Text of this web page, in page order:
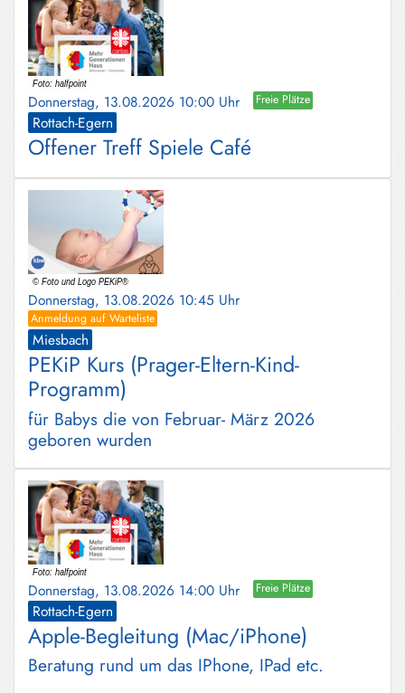
Donnerstag, 13.08.2026 10:00 Uhr Freie Plätze
Rottach-Egern
Offener Treff Spiele Café
Donnerstag, 13.08.2026 10:45 Uhr
Anmeldung auf Warteliste
Miesbach
PEKiP Kurs (Prager-Eltern-Kind-
Programm)
für Babys die von Februar- März 2026
geboren wurden
Donnerstag, 13.08.2026 14:00 Uhr Freie Plätze
Rottach-Egern
Apple-Begleitung (Mac/iPhone)
Beratung rund um das IPhone, IPad etc.